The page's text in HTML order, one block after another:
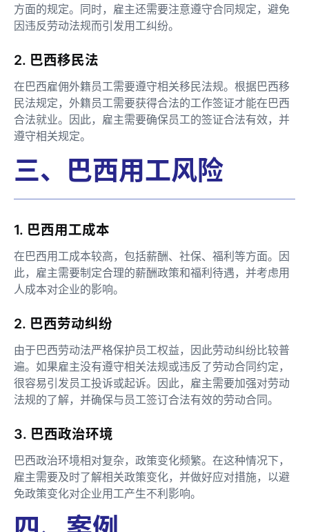
方面的规定。同时，雇主还需要注意遵守合同规定，避免
因违反劳动法规而引发用工纠纷。
2. 巴西移民法
在巴西雇佣外籍员工需要遵守相关移民法规。根据巴西移
民法规定，外籍员工需要获得合法的工作签证才能在巴西
合法就业。因此，雇主需要确保员工的签证合法有效，并
遵守相关规定。
三、巴西用工风险
1. 巴西用工成本
在巴西用工成本较高，包括薪酬、社保、福利等方面。因
此，雇主需要制定合理的薪酬政策和福利待遇，并考虑用
人成本对企业的影响。
2. 巴西劳动纠纷
由于巴西劳动法严格保护员工权益，因此劳动纠纷比较普
遍。如果雇主没有遵守相关法规或违反了劳动合同约定，
很容易引发员工投诉或起诉。因此，雇主需要加强对劳动
法规的了解，并确保与员工签订合法有效的劳动合同。
3. 巴西政治环境
巴西政治环境相对复杂，政策变化频繁。在这种情况下，
雇主需要及时了解相关政策变化，并做好应对措施，以避
免政策变化对企业用工产生不利影响。